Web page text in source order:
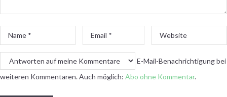
Name
*
Email
*
Website
E-Mail-Benachrichtigung bei
weiteren Kommentaren. Auch möglich: Abo ohne Kommentar.